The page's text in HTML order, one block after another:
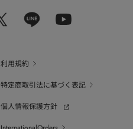
利用規約
特定商取引法に基づく表記
個人情報保護方針